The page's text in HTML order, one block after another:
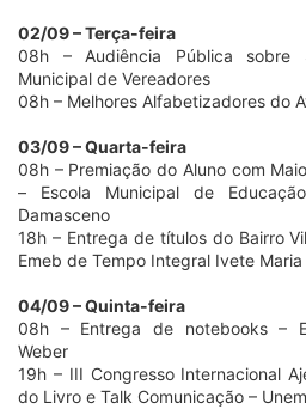
02/09 – Terça-feira
08h – Audiência Pública sobre
Municipal de Vereadores
08h – Melhores Alfabetizadores do
03/09 – Quarta-feira
08h – Premiação do Aluno com
– Escola Municipal de
Damasceno
18h – Entrega de títulos do Bairro
Emeb de Tempo Integral Ivete
04/09 – Quinta-feira
08h – Entrega de notebooks –
Weber
19h – III Congresso Internacional
do Livro e Talk Comunicação –